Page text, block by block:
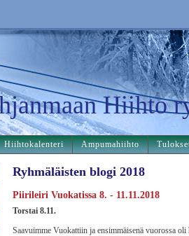
Hiihto
Hiihtokalenteri Ampumahiihto
Ryhmäläisten blogi 2018
Piirileiri Vuokatissa 8. - 11.11.2018
Torstai 8.11.
Saavuimme Vuokattiin ja ensimmäisenä vuorossa